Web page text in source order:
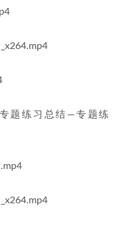
题练习总结—专题练